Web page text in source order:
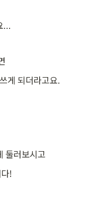
...
게 되더라고요.
둘러보시고
!